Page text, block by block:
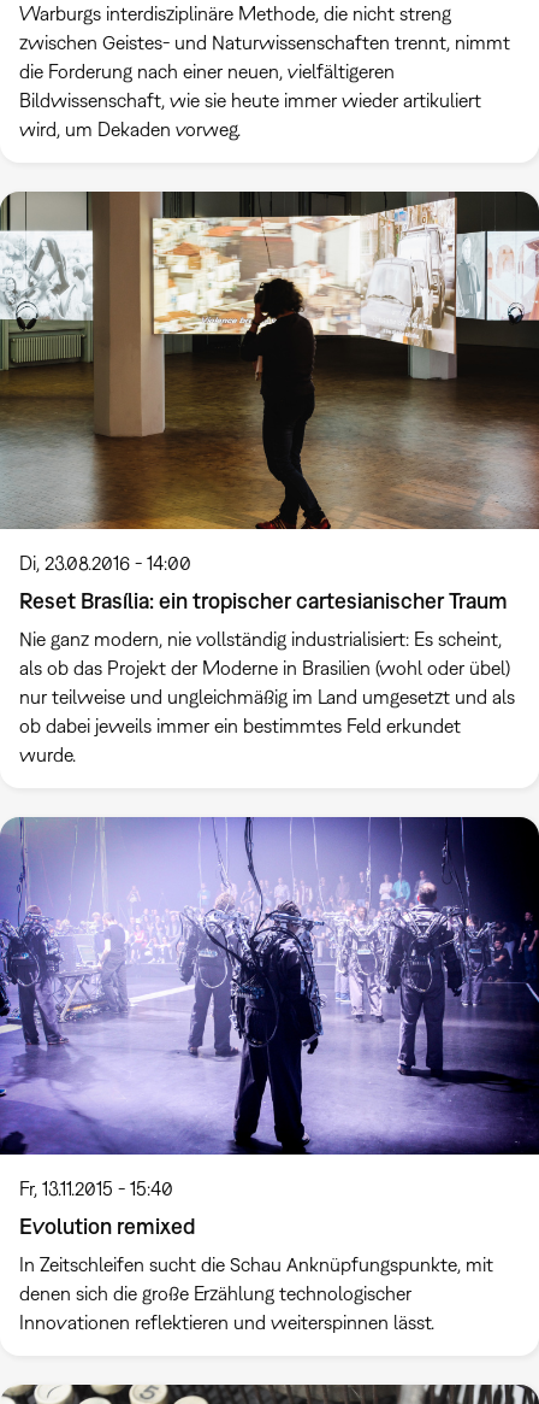
Warburgs interdisziplinäre Methode, die nicht streng
zwischen Geistes- und Naturwissenschaften trennt, nimmt
die Forderung nach einer neuen, vielfältigeren
Bildwissenschaft, wie sie heute immer wieder artikuliert
wird, um Dekaden vorweg.
Di, 23.08.2016 - 14:00
Reset Brasília: ein tropischer cartesianischer Traum
Nie ganz modern, nie vollständig industrialisiert: Es scheint,
als ob das Projekt der Moderne in Brasilien (wohl oder übel)
nur teilweise und ungleichmäßig im Land umgesetzt und als
ob dabei jeweils immer ein bestimmtes Feld erkundet
wurde.
Fr, 13.11.2015 - 15:40
Evolution remixed
In Zeitschleifen sucht die Schau Anknüpfungspunkte, mit
denen sich die große Erzählung technologischer
Innovationen reflektieren und weiterspinnen lässt.